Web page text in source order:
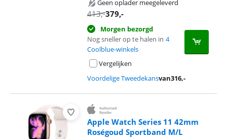
Geen oplader meegeleverd
413,-379,-
Morgen bezorgd
Nog sneller op te halen in 4
Coolblue-winkels
Vergelijken
Voordelige Tweedekansvan316,-
Apple Watch Series 11 42mm
Roségoud Sportband M/L